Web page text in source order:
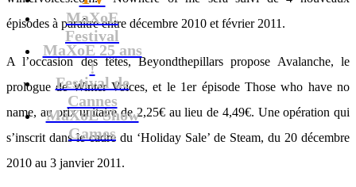
MaXoE
Festival
MaXoE 25 ans
!
Festival de
Cannes
MaXoE Show
Games
épisodes à paraître entre décembre 2010 et février 2011.
A l’occasion des fêtes, Beyondthepillars propose Avalanche, le
prologue de Winter Voices, et le 1er épisode Those who have no
name, au prix unitaire de 2,25€ au lieu de 4,49€. Une opération qui
s’inscrit dans le cadre du ‘Holiday Sale’ de Steam, du 20 décembre
2010 au 3 janvier 2011.